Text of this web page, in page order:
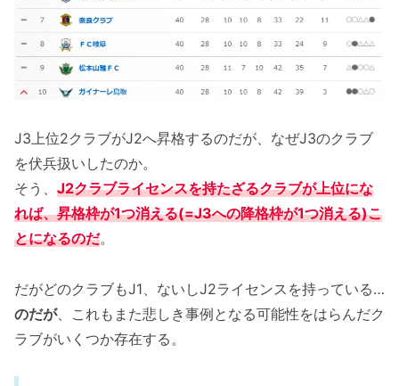
J3上位2クラブがJ2へ昇格するのだが、なぜJ3のクラブ
を伏兵扱いしたのか。
そう、 J2クラブライセンスを持たざるクラブが上位にな
れば、昇格枠が1つ消える(=J3への降格枠が1つ消える)こ
とになるのだ。
だがどのクラブもJ1、ないしJ2ライセンスを持っている…
のだが、これもまた悲しき事例となる可能性をはらんだク
ラブがいくつか存在する。